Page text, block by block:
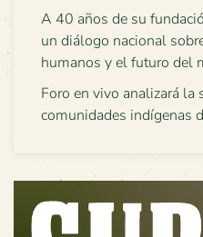
A 40 años de su
un diálogo nacional
humanos y el futuro del
Foro en vivo analizará la
comunidades indígenas